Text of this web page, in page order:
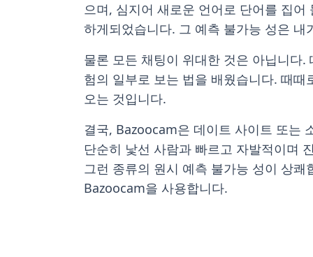
으며, 심지어 새로운 언어로 단어를 집
하게되었습니다. 그 예측 불가능 성은
물론 모든 채팅이 위대한 것은 아닙니다
험의 일부로 보는 법을 배웠습니다. 때
오는 것입니다.
결국, Bazoocam은 데이트 사이트 또는
단순히 낯선 사람과 빠르고 자발적이며
그런 종류의 원시 예측 불가능 성이 상
Bazoocam을 사용합니다.